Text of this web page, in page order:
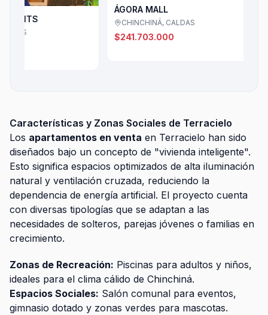
ÁGORA MALL
CHINCHINÁ, CALDAS
$241.703.000
Características y Zonas Sociales de Terracielo
Los apartamentos en venta en Terracielo han sido
diseñados bajo un concepto de "vivienda inteligente".
Esto significa espacios optimizados de alta iluminación
natural y ventilación cruzada, reduciendo la
dependencia de energía artificial. El proyecto cuenta
con diversas tipologías que se adaptan a las
necesidades de solteros, parejas jóvenes o familias en
crecimiento.
Zonas de Recreación: Piscinas para adultos y niños,
ideales para el clima cálido de Chinchiná.
Espacios Sociales: Salón comunal para eventos,
gimnasio dotado y zonas verdes para mascotas.